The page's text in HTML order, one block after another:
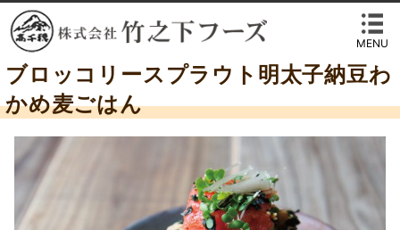
MENU
ブロッコリースプラウト明太子納豆わ
かめ麦ごはん